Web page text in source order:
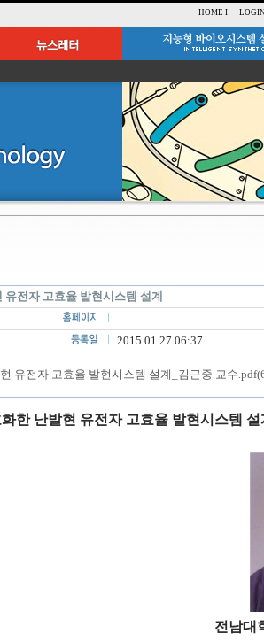
HOME I
전자 고효율 발현시스템 설계
2015.01.27 06:37
유전자 고효율 발현시스템 설계_김근중 교수
한 난발현 유전자 고효율 발현시스템 설
전남대